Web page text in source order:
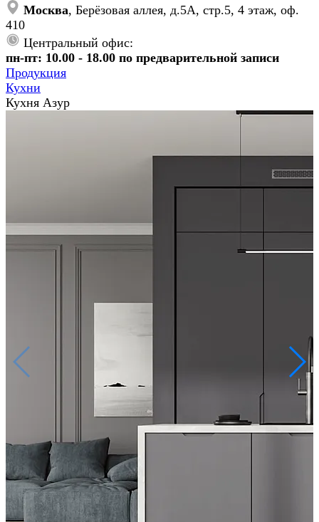
Москва, Берёзовая аллея, д.5А, стр.5, 4 этаж, оф.
410
Центральный офис:
пн-пт: 10.00 - 18.00 по предварительной записи
Продукция
Кухни
Кухня Азур